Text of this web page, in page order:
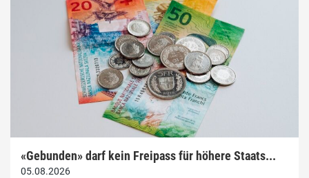
«Gebunden» darf kein Freipass für höhere Staats...
05.08.2026